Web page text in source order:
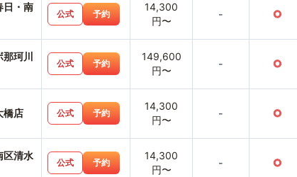
日・南
公式 予約
14,300
円〜
- ○
珂川
公式 予約
149,600
円〜
- ○
橋店 公式 予約
14,300
円〜
- ○
区清水
公式 予約
14,300
円〜
- ○